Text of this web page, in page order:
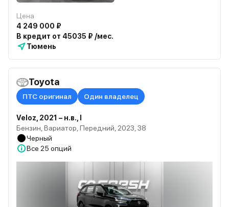
Цена
4 249 000 ₽
В кредит от 45035 ₽ /мес.
Тюмень
Toyota
ПТС оригинал Один владелец
Veloz, 2021 – н.в., I
Бензин, Вариатор, Передний, 2023, 38
Черный
Все 25 опций